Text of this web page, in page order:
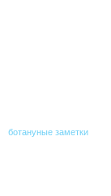
ботануные заметки